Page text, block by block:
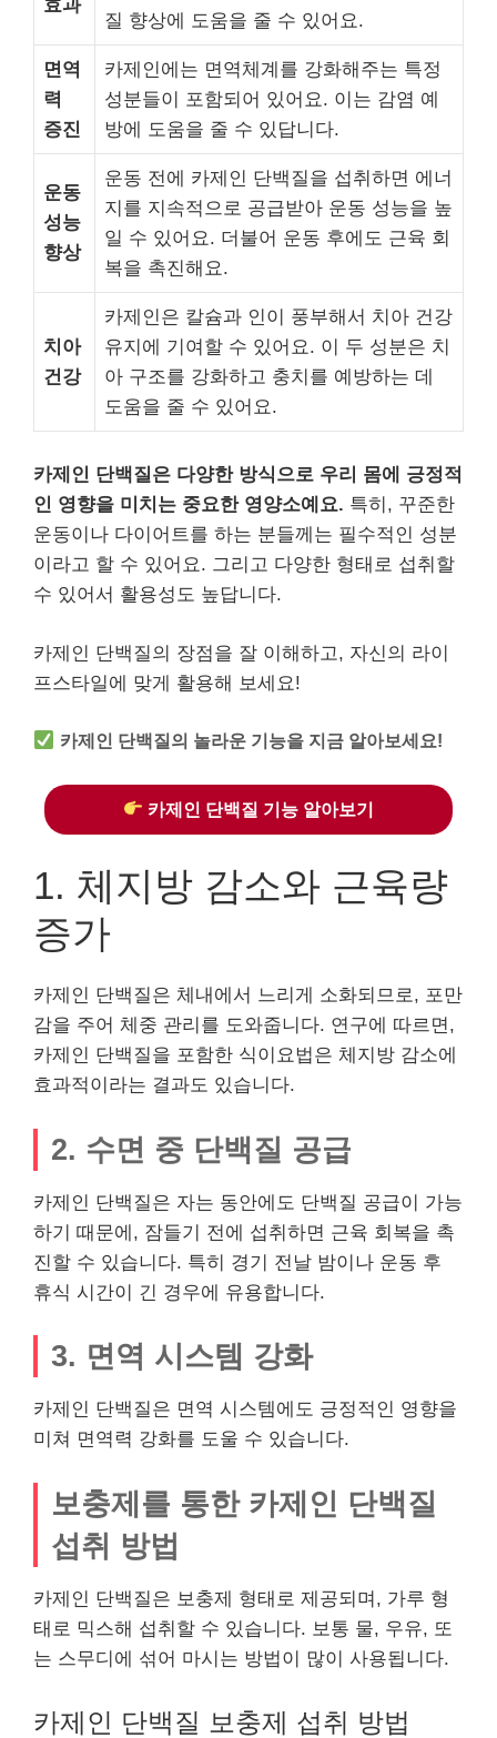
효과
질 향상에 도움을 줄 수 있어요.
면역
력
증진
카제인에는 면역체계를 강화해주는 특정
성분들이 포함되어 있어요. 이는 감염 예
방에 도움을 줄 수 있답니다.
운동
성능
향상
운동 전에 카제인 단백질을 섭취하면 에너
지를 지속적으로 공급받아 운동 성능을 높
일 수 있어요. 더불어 운동 후에도 근육 회
복을 촉진해요.
치아
건강
카제인은 칼슘과 인이 풍부해서 치아 건강
유지에 기여할 수 있어요. 이 두 성분은 치
아 구조를 강화하고 충치를 예방하는 데
도움을 줄 수 있어요.
카제인 단백질은 다양한 방식으로 우리 몸에 긍정적
인 영향을 미치는 중요한 영양소예요. 특히, 꾸준한
운동이나 다이어트를 하는 분들께는 필수적인 성분
이라고 할 수 있어요. 그리고 다양한 형태로 섭취할
수 있어서 활용성도 높답니다.
카제인 단백질의 장점을 잘 이해하고, 자신의 라이
프스타일에 맞게 활용해 보세요!
카제인 단백질의 놀라운 기능을 지금 알아보세요!
카제인 단백질 기능 알아보기
1. 체지방 감소와 근육량
증가
카제인 단백질은 체내에서 느리게 소화되므로, 포만
감을 주어 체중 관리를 도와줍니다. 연구에 따르면,
카제인 단백질을 포함한 식이요법은 체지방 감소에
효과적이라는 결과도 있습니다.
2. 수면 중 단백질 공급
카제인 단백질은 자는 동안에도 단백질 공급이 가능
하기 때문에, 잠들기 전에 섭취하면 근육 회복을 촉
진할 수 있습니다. 특히 경기 전날 밤이나 운동 후
휴식 시간이 긴 경우에 유용합니다.
3. 면역 시스템 강화
카제인 단백질은 면역 시스템에도 긍정적인 영향을
미쳐 면역력 강화를 도울 수 있습니다.
보충제를 통한 카제인 단백질
섭취 방법
카제인 단백질은 보충제 형태로 제공되며, 가루 형
태로 믹스해 섭취할 수 있습니다. 보통 물, 우유, 또
는 스무디에 섞어 마시는 방법이 많이 사용됩니다.
카제인 단백질 보충제 섭취 방법